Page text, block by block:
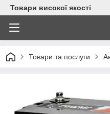
Товари високої якості
Товари та послуги